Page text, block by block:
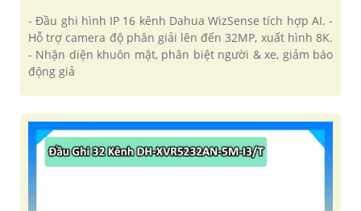
- Đầu ghi hình IP 16 kênh Dahua WizSense tích hợp AI. -
Hỗ trợ camera độ phân giải lên đến 32MP, xuất hình 8K.
- Nhận diện khuôn mặt, phân biệt người & xe, giảm báo
động giả